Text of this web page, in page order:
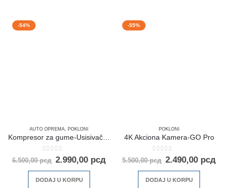
-54%
AUTO OPREMA, POKLONI
Kompresor za gume-Usisivač-Led Lampa
out of 5
6.500,00рсд 2.990,00 рсд
DODAJ U KORPU
-55%
POKLONI
4K Akciona Kamera-GO Pro
out of 5
5.500,00рсд 2.490,00 рсд
DODAJ U KORPU